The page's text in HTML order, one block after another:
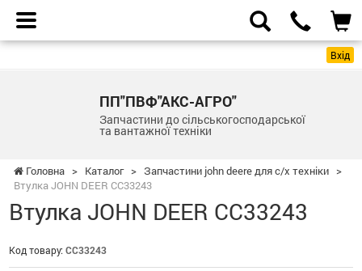
Вхід
ПП"ПВФ"АКС-АГРО"
Запчастини до сільськогосподарської
та вантажної техніки
Головна > Каталог > Запчастини john deere для с/х техніки >
Втулка JOHN DEER CC33243
Втулка JOHN DEER CC33243
Код товару: CC33243